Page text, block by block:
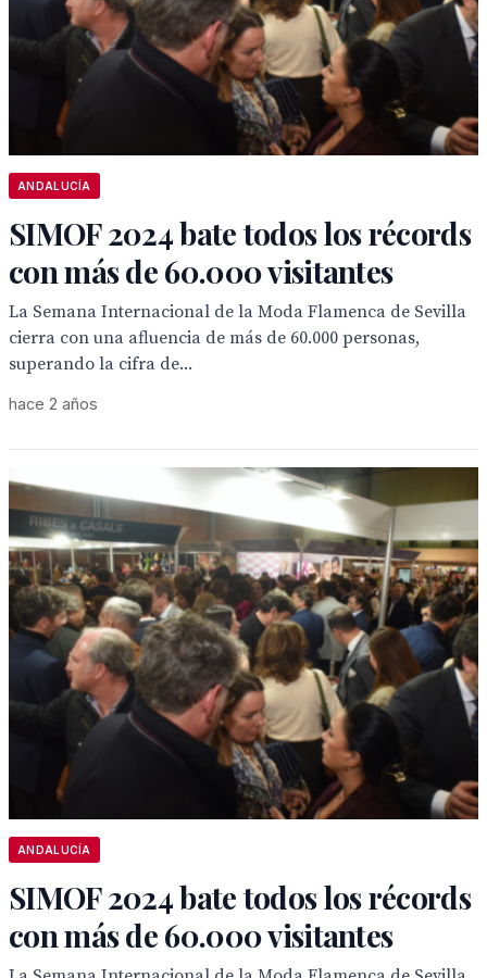
ANDALUCÍA
SIMOF 2024 bate todos los récords
con más de 60.000 visitantes
La Semana Internacional de la Moda Flamenca de Sevilla
cierra con una afluencia de más de 60.000 personas,
superando la cifra de...
hace 2 años
ANDALUCÍA
SIMOF 2024 bate todos los récords
con más de 60.000 visitantes